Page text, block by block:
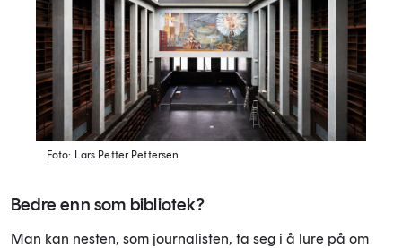
Foto: Lars Petter Pettersen
Bedre enn som bibliotek?
Man kan nesten, som journalisten, ta seg i å lure på om